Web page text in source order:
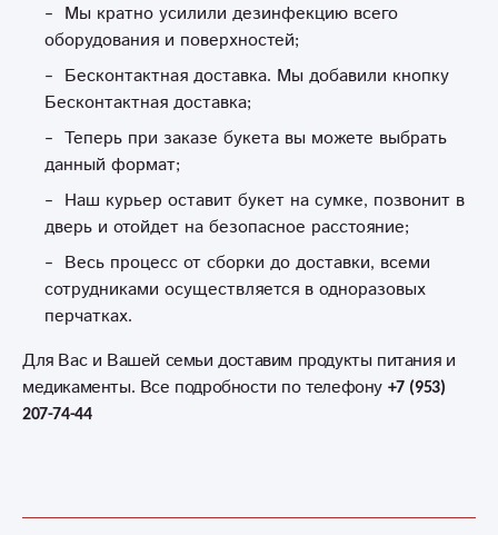
Мы кратно усилили дезинфекцию всего
оборудования и поверхностей;
Бесконтактная доставка. Мы добавили кнопку
Бесконтактная доставка;
Теперь при заказе букета вы можете выбрать
данный формат;
Наш курьер оставит букет на сумке, позвонит в
дверь и отойдет на безопасное расстояние;
Весь процесс от сборки до доставки, всеми
сотрудниками осуществляется в одноразовых
перчатках.
Для Вас и Вашей семьи доставим продукты питания и
медикаменты. Все подробности по телефону +7 (953)
207-74-44